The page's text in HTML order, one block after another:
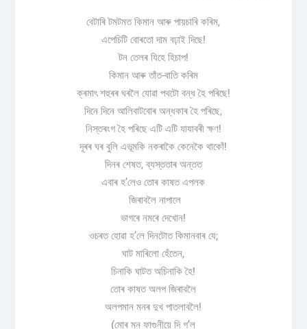
বেটাৰি টমটমত কিমান আৰু পায়চাৰি কৰিম,
এপেচিটি বোৰতো দাম বঢ়াই দিছে!
টন তেলৰ যিহে হিচাপ!
কিমান আৰু তাঁত-বাতি কৰিম
ক্ৰমাৎ শহুৰৰ ঘৰলৈ যোৱা পথটো বন্ধ হৈ পৰিছে!
দিনে দিনে আলিবাটবোৰ অন্ধকাৰ হৈ পৰিছে,
নিস্তৰংগ হৈ পৰিছে এটি এটি যাযাবৰী ক্ষণ!
দূৰৰ ঘৰ বুলি এভূমকি নকৰাকৈ কেনেকৈ থাকোঁ!
দিনৰ শেষত, ব্যস্ততাৰ অন্তত
এবাৰ হ’লেও তোৰ কাষত এপলক
জিৰাবলৈ নাপালে
ভাগৰে নমৰে দেখোন!
ওচৰত হোৱা হ’লে দিনটোত কিমানবাৰ যে;
ঘাট মাৰিলো হেঁতেন,
চিনাকি ঘাটত অচিনাকি হৈ!
তোৰ কাষত অলপ জিৰাবলৈ
অলপমান মনৰ দুখ পাতলাবলৈ!
(মোৰ মন ফাগুনীয়ে দি গ’ল